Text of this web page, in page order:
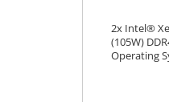
2x Intel®
(105W)
Operating